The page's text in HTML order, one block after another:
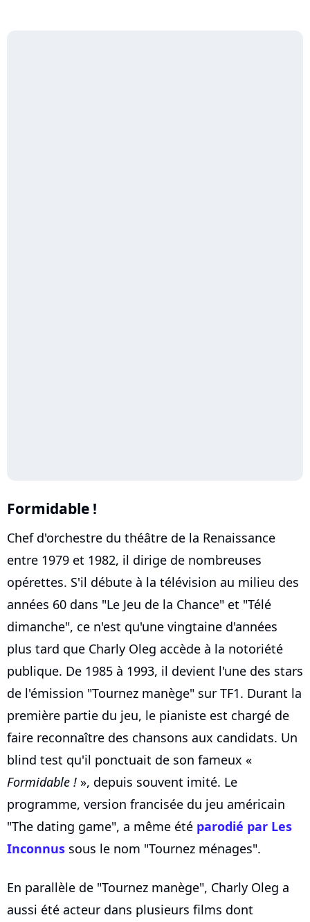
Formidable !
Chef d'orchestre du théâtre de la Renaissance
entre 1979 et 1982, il dirige de nombreuses
opérettes. S'il débute à la télévision au milieu des
années 60 dans "Le Jeu de la Chance" et "Télé
dimanche", ce n'est qu'une vingtaine d'années
plus tard que Charly Oleg accède à la notoriété
publique. De 1985 à 1993, il devient l'une des stars
de l'émission "Tournez manège" sur TF1. Durant la
première partie du jeu, le pianiste est chargé de
faire reconnaître des chansons aux candidats. Un
blind test qu'il ponctuait de son fameux «
Formidable ! », depuis souvent imité. Le
programme, version francisée du jeu américain
"The dating game", a même été parodié par Les
Inconnus sous le nom "Tournez ménages".
En parallèle de "Tournez manège", Charly Oleg a
aussi été acteur dans plusieurs films dont